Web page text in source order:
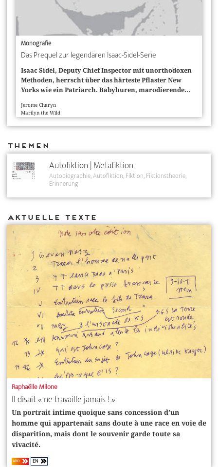
Monografie
Das Prequel zur legendären Isaac-Sidel-Serie
Isaac Sidel, Deputy Chief Inspector mit unorthodoxen
Methoden, herrscht über das härteste Pflaster New
Yorks wie ein Patriarch. Babyhuren, marodierende...
Jerome Charyn
Marilyn the Wild
Themen
Autofiktion | Metafiktion
Autobiographie Autofiktion Fiktion Fiktionstheorie
Erinnerung
Aktuelle Texte
Raphaëlle Milone
Il disait « ne travaille jamais ! »
Un portrait intime quoique sans concession d’un
homme qui ­appartenait sans doute à une race en voie de
disparition, mais dont le ­souvenir garde toute sa
vivacité.
ABO EN